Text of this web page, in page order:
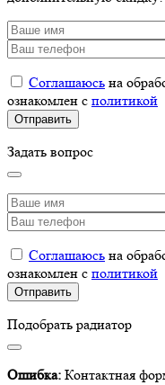
Соглашаюсь на
ознакомлен с политикой
Задать вопрос
Соглашаюсь на
ознакомлен с политикой
Подобрать радиатор
Ошибка: Контактная